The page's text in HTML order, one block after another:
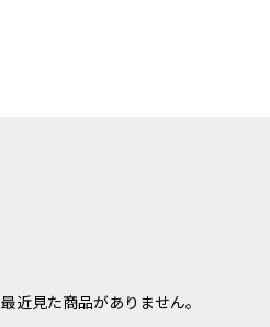
最近見た商品がありません。